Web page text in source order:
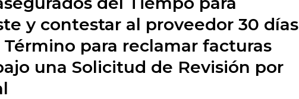
y contestar al proveedor 30 días
para reclamar facturas
una Solicitud de Revisión por